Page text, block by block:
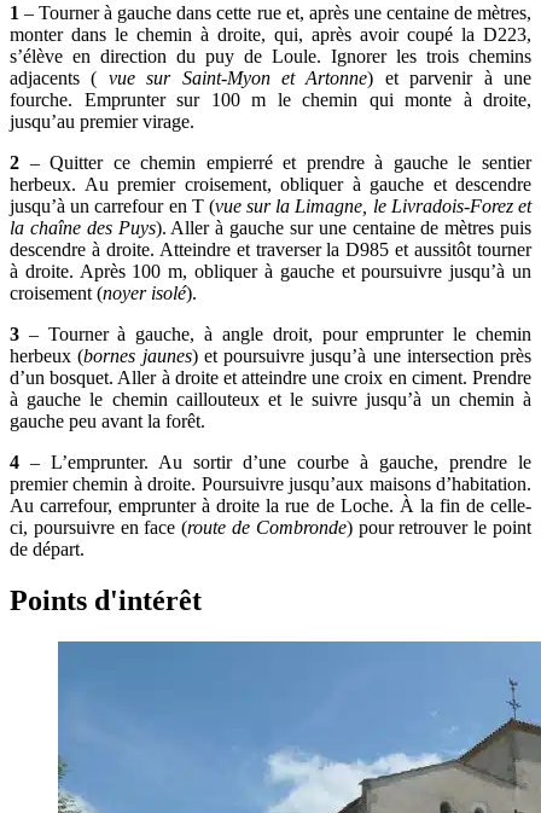
1 – Tourner à gauche dans cette rue et, après une centaine de mètres,
monter dans le chemin à droite, qui, après avoir coupé la D223,
s’élève en direction du puy de Loule. Ignorer les trois chemins
adjacents ( vue sur Saint-Myon et Artonne) et parvenir à une
fourche. Emprunter sur 100 m le chemin qui monte à droite,
jusqu’au premier virage.
2 – Quitter ce chemin empierré et prendre à gauche le sentier
herbeux. Au premier croisement, obliquer à gauche et descendre
jusqu’à un carrefour en T (vue sur la Limagne, le Livradois-Forez et
la chaîne des Puys). Aller à gauche sur une centaine de mètres puis
descendre à droite. Atteindre et traverser la D985 et aussitôt tourner
à droite. Après 100 m, obliquer à gauche et poursuivre jusqu’à un
croisement (noyer isolé).
3 – Tourner à gauche, à angle droit, pour emprunter le chemin
herbeux (bornes jaunes) et poursuivre jusqu’à une intersection près
d’un bosquet. Aller à droite et atteindre une croix en ciment. Prendre
à gauche le chemin caillouteux et le suivre jusqu’à un chemin à
gauche peu avant la forêt.
4 – L’emprunter. Au sortir d’une courbe à gauche, prendre le
premier chemin à droite. Poursuivre jusqu’aux maisons d’habitation.
Au carrefour, emprunter à droite la rue de Loche. À la fin de celle-
ci, poursuivre en face (route de Combronde) pour retrouver le point
de départ.
Points d'intérêt